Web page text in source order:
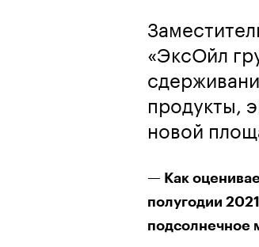
«ЭксОйл
продукты,
новой
— Как
полугодии
подсолнечное